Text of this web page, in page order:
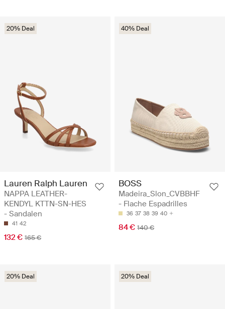
20% Deal
Lauren Ralph Lauren
NAPPA LEATHER-
KENDYL KTTN-SN-HES
- Sandalen
41 42
132 € 165 €
40% Deal
BOSS
Madeira_Slon_CVBBHF
- Flache Espadrilles
36 37 38 39 40
84 € 140 €
20% Deal 20% Deal